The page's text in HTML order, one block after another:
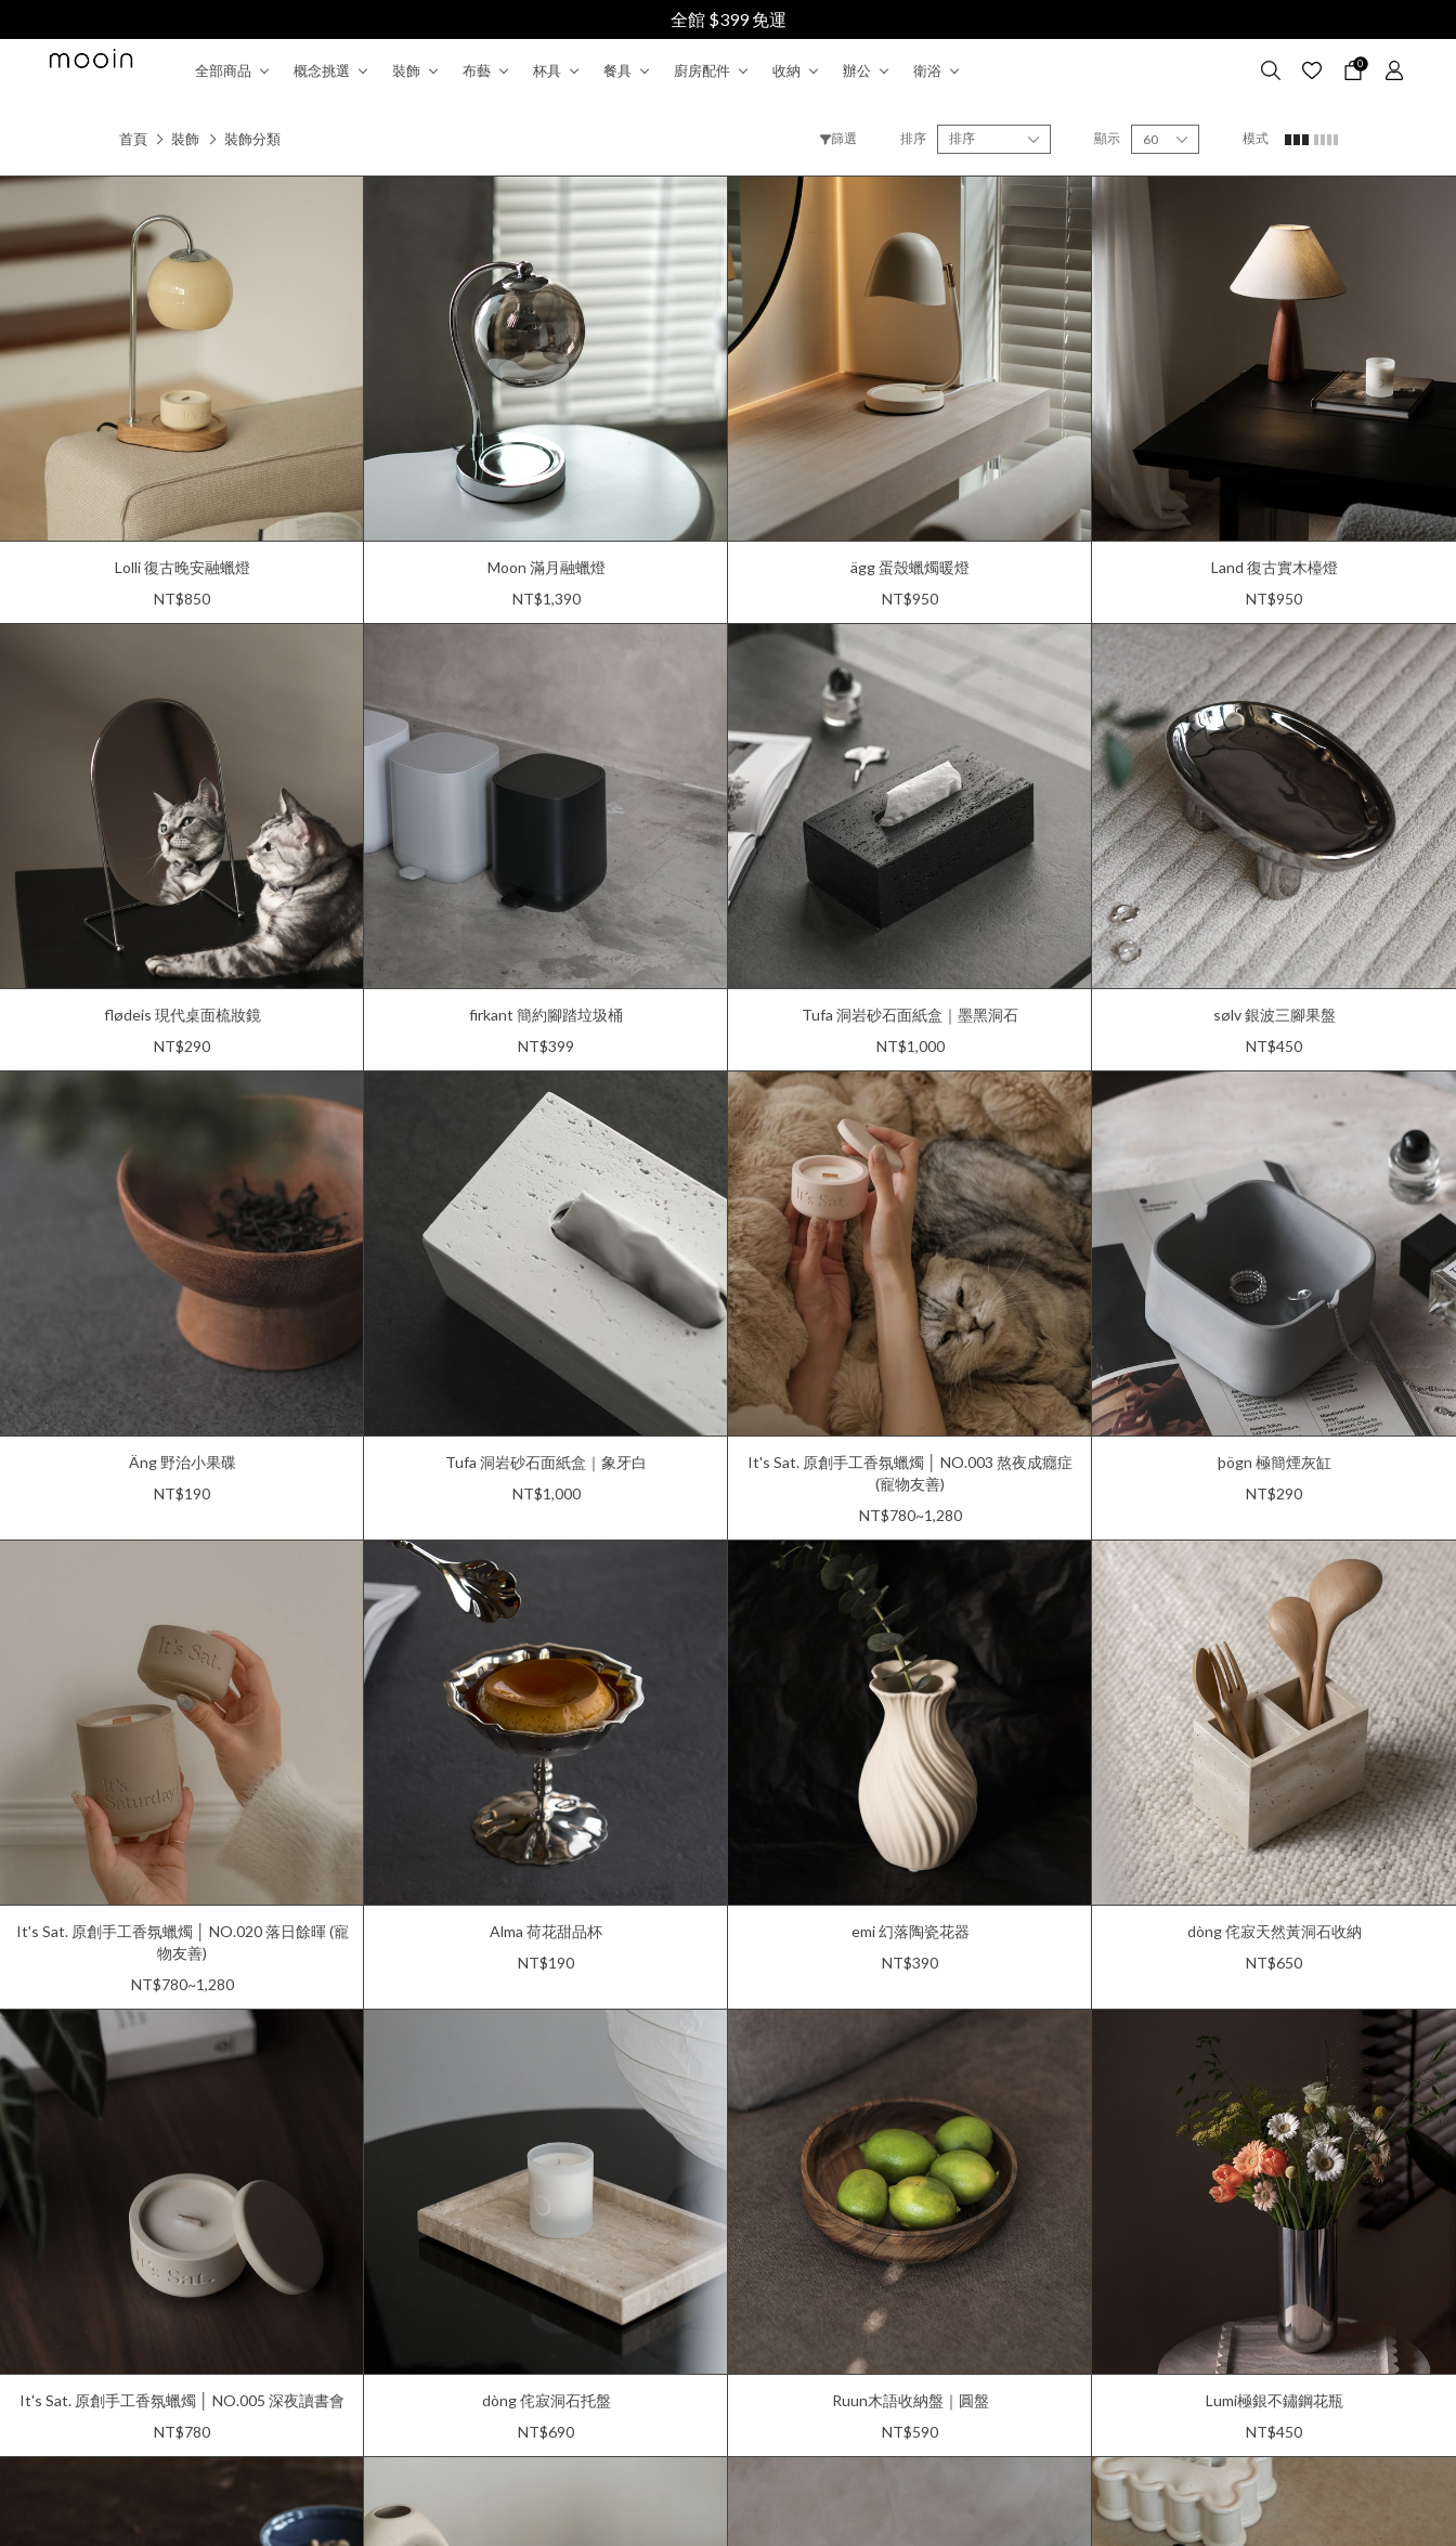
全館 $399 免運
0
全部商品 概念挑選 裝飾 布藝 杯具 餐具 廚房配件 收納 辦公 衛浴
清除
首頁 裝飾 裝飾分類 篩選 排序 排序 顯示 60 模式
Lolli 復古晚安融蠟燈
NT$850
Moon 滿月融蠟燈
NT$1,390
ägg 蛋殼蠟燭暖燈
NT$950
Land 復古實木檯燈
NT$950
flødeis 現代桌面梳妝鏡
NT$290
firkant 簡約腳踏垃圾桶
NT$399
Tufa 洞岩砂石面紙盒｜墨黑洞石
NT$1,000
sølv 銀波三腳果盤
NT$450
Äng 野治小果碟
NT$190
Tufa 洞岩砂石面紙盒｜象牙白
NT$1,000
It's Sat. 原創手工香氛蠟燭 │ NO.003 熬夜成癮症
(寵物友善)
NT$780~1,280
þögn 極簡煙灰缸
NT$290
It's Sat. 原創手工香氛蠟燭 │ NO.020 落⽇餘暉 (寵
物友善)
NT$780~1,280
Alma 荷花甜品杯
NT$190
emi 幻落陶瓷花器
NT$390
dòng 侘寂天然黃洞石收納
NT$650
It's Sat. 原創手工香氛蠟燭 │ NO.005 深夜讀書會
NT$780
dòng 侘寂洞石托盤
NT$690
Ruun木語收納盤｜圓盤
NT$590
Lumi極銀不鏽鋼花瓶
NT$450